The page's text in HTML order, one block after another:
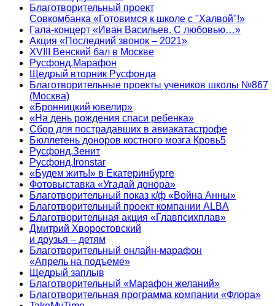
Благотворительный проект
Совкомбанка «Готовимся к школе с "Халвой"!»
Гала-концерт «Иван Васильев. С любовью…»
Акция «Последний звонок – 2021»
XVIII Венский бал в Москве
Русфонд.Марафон
Щедрый вторник Русфонда
Благотворительные проекты учеников школы №867
(Москва)
«Бронницкий ювелир»
«На день рождения спаси ребенка»
Сбор для пострадавших в авиакатастрофе
Бюллетень доноров костного мозга Кровь5
Русфонд.Зенит
Русфонд.Ironstar
«Будем жить!» в Екатеринбурге
Фотовыставка «Угадай донора»
Благотворительный показ к/ф «Война Анны»
Благотворительный проект компании ALBA
Благотворительная акция «Главпсихплав»
Дмитрий Хворостовский
и друзья – детям
Благотворительный онлайн‑марафон
«Апрель на подъеме»
Щедрый заплыв
Благотворительный «Марафон желаний»
Благотворительная программа компании «Флора»